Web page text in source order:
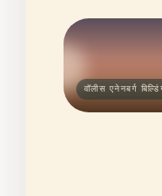
वॉलीस एनेनबर्ग